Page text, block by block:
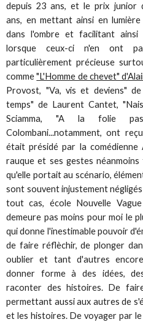
depuis 23 ans, et le prix junior
ans, en mettant ainsi en
dans l'ombre et facilitant ainsi
lorsque ceux-ci n'en ont
particulièrement précieuse
comme"L'Homme de chevet"
Provost, "Va, vis et deviens" de
temps" de Laurent Cantet,
Sciamma, "A la folie
Colombani...notamment, ont
était présidé par la
rauque et ses gestes
qu'elle portait au scénario,
sont souvent injustement
tout cas, école Nouvelle
demeure pas moins pour moi le
qui donne l'inestimable pouvoir
de faire réflèchir, de plonger
oublier et tant d'autres
donner forme à des idées,
raconter des histoires. De
permettant aussi aux autres de
et les histoires. De voyager par